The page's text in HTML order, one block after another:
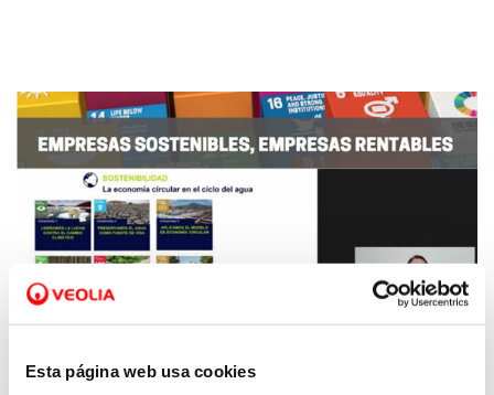
Esta página web usa cookies